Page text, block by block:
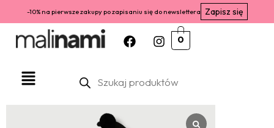
-10% na pierwsze zakupy po zapisaniu się do newslettera Zapisz się
0